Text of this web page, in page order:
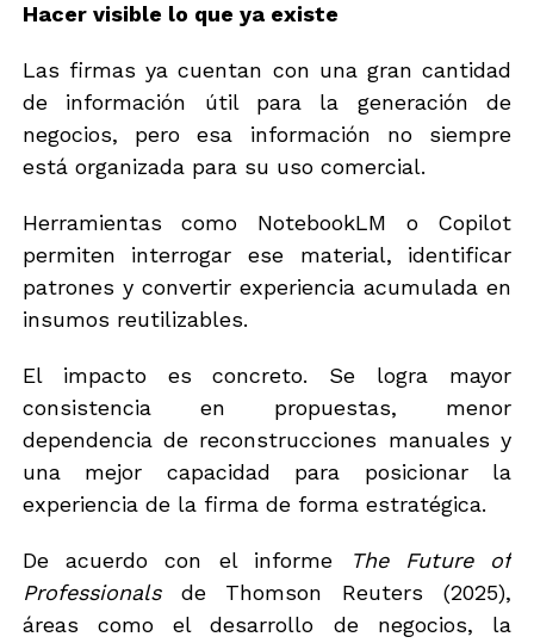
Hacer visible lo que ya existe
Las firmas ya cuentan con una gran cantidad
de información útil para la generación de
negocios, pero esa información no siempre
está organizada para su uso comercial.
Herramientas como NotebookLM o Copilot
permiten interrogar ese material, identificar
patrones y convertir experiencia acumulada en
insumos reutilizables.
El impacto es concreto. Se logra mayor
consistencia en propuestas, menor
dependencia de reconstrucciones manuales y
una mejor capacidad para posicionar la
experiencia de la firma de forma estratégica.
De acuerdo con el informe
The Future of
Professionalsde Thomson Reuters (2025),
áreas como el desarrollo de negocios, la